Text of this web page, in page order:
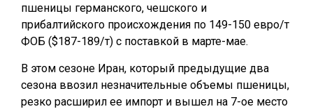
пшеницы германского, чешского и
прибалтийского происхождения по 149-150 евро/т
ФОБ ($187-189/т) с поставкой в марте-мае.
В этом сезоне Иран, который предыдущие два
сезона ввозил незначительные объемы пшеницы,
резко расширил ее импорт и вышел на 7-ое место